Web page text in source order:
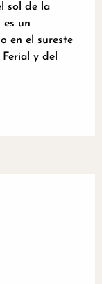
sol de la
es un
en el sureste
y del